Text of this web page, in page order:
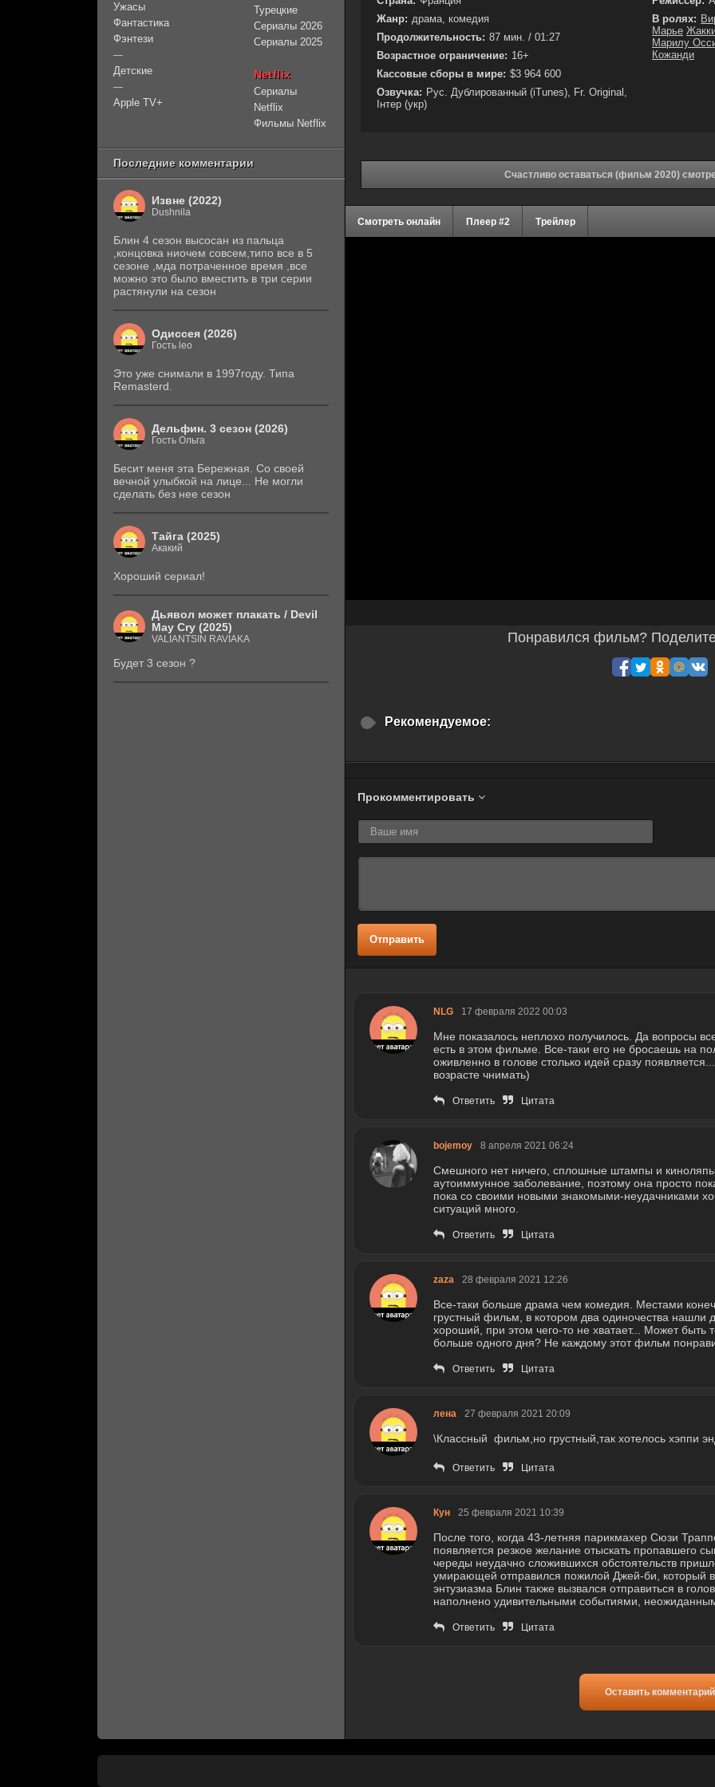
Жанр: драма, комедия
Продолжительность: 87 мин. / 01:27
Возрастное ограничение: 16+
Кассовые сборы в мире: $3 964 600
Озвучка: Рус. Дублированный (iTunes), Fr. Original,
Інтер (укр)
В ролях:
Марье
Марилу
Кожанди
Счастливо оставаться (фильм 2020)
Смотреть онлайн Плеер #2 Трейлер
Понравился фильм?
Рекомендуемое:
Прокомментировать
Отправить
NLG 17 февраля 2022 00:03
Мне показалось неплохо получилось. Да вопросы
есть в этом фильме. Все-таки его не бросаешь на
оживленно в голове столько идей сразу
возрасте чнимать)
Ответить Цитата
bojemoy 8 апреля 2021 06:24
Смешного нет ничего, сплошные штампы и
аутоиммунное заболевание, поэтому она просто
пока со своими новыми знакомыми-неудачниками
ситуаций много.
Ответить Цитата
zaza 28 февраля 2021 12:26
Все-таки больше драма чем комедия. Местами
грустный фильм, в котором два одиночества нашли
хороший, при этом чего-то не хватает... Может быть
больше одного дня? Не каждому этот фильм
Ответить Цитата
лена 27 февраля 2021 20:09
\Классный фильм,но грустный,так хотелось хэппи
Ответить Цитата
Кун 25 февраля 2021 10:39
После того, когда 43-летняя парикмахер Сюзи
появляется резкое желание отыскать пропавшего
череды неудачно сложившихся обстоятельств
умирающей отправился пожилой Джей-би, который
энтузиазма Блин также вызвался отправиться в
наполнено удивительными событиями,
Ответить Цитата
Оставить комментарий
Ужасы
Фантастика
Фэнтези
—
Детские
—
Apple TV+
Турецкие
Сериалы 2026
Сериалы 2025
Netflix
Сериалы
Netflix
Фильмы Netflix
Последние комментарии
Извне (2022)
Dushnila
Блин 4 сезон высосан из пальца
,концовка ниочем совсем,типо все в 5
сезоне ,мда потраченное время ,все
можно это было вместить в три серии
растянули на сезон
Одиссея (2026)
Гость leo
Это уже снимали в 1997году. Типа
Remasterd.
Дельфин. 3 сезон (2026)
Гость Ольга
Бесит меня эта Бережная. Со своей
вечной улыбкой на лице... Не могли
сделать без нее сезон
Тайга (2025)
Акакий
Хороший сериал!
Дьявол может плакать / Devil
May Cry (2025)
VALIANTSIN RAVIAKA
Будет 3 сезон ?